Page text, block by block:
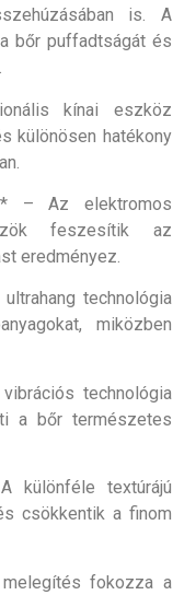
is. A
bőr puffadtságát és
kínai eszköz
különösen hatékony
– Az elektromos
feszesítik az
eredményez.
technológia
miközben
technológia
a bőr természetes
különféle textúrájú
csökkentik a finom
fokozza a